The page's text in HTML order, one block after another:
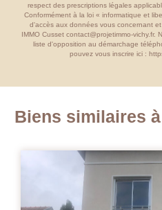
respect des prescriptions légales
Conformément à la loi « informatique et
d'accès aux données vous concernant
IMMO Cusset contact@projetimmo-
liste d'opposition au démarchage
pouvez vous inscrire ici :
Biens similaires